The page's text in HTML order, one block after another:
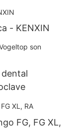
preciosas
- KENXIN
FG, FG XL,